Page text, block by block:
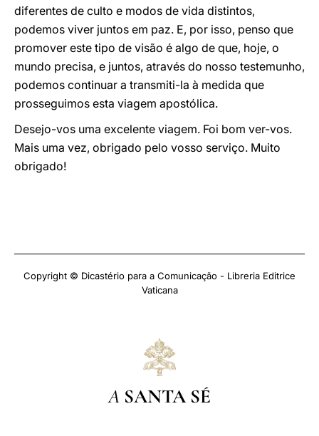
diferentes de culto e modos de vida distintos,
podemos viver juntos em paz. E, por isso, penso que
promover este tipo de visão é algo de que, hoje, o
mundo precisa, e juntos, através do nosso testemunho,
podemos continuar a transmiti-la à medida que
prosseguimos esta viagem apostólica.
Desejo-vos uma excelente viagem. Foi bom ver-vos.
Mais uma vez, obrigado pelo vosso serviço. Muito
obrigado!
Copyright © Dicastério para a Comunicação - Libreria Editrice
Vaticana
A SANTA SÉ